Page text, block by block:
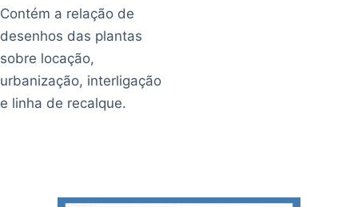
Contém a relação de
desenhos das plantas
sobre locação,
urbanização, interligação
e linha de recalque.